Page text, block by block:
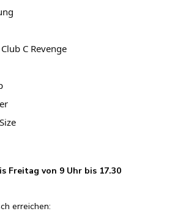
C Revenge
Freitag von 9 Uhr bis 17.30
erreichen: